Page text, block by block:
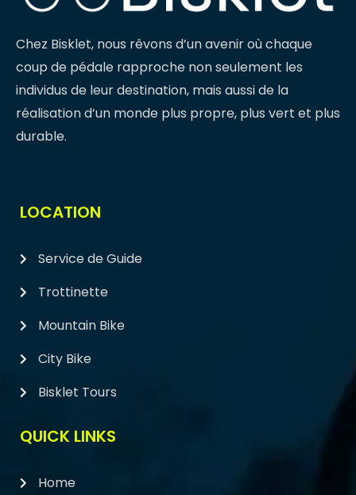
Chez Bisklet, nous rêvons d’un avenir où chaque
coup de pédale rapproche non seulement les
individus de leur destination, mais aussi de la
réalisation d’un monde plus propre, plus vert et plus
durable.
LOCATION
Service de Guide
Trottinette
Mountain Bike
City Bike
Bisklet Tours
QUICK LINKS
Home